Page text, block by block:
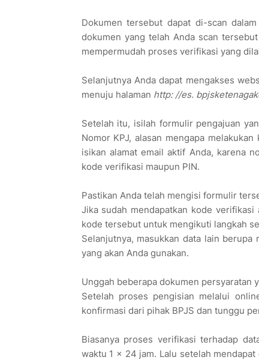
Dokumen tersebut dapat di-scan
dokumen yang telah Anda scan
mempermudah proses verifikasi yang
Selanjutnya Anda dapat mengakses
menuju halaman http: //es.
Setelah itu, isilah formulir pengajuan
Nomor KPJ, alasan mengapa
isikan alamat email aktif Anda, karena
kode verifikasi maupun PIN.
Pastikan Anda telah mengisi formulir
Jika sudah mendapatkan kode
kode tersebut untuk mengikuti langkah
Selanjutnya, masukkan data lain
yang akan Anda gunakan.
Unggah beberapa dokumen persyaratan
Setelah proses pengisian melalui
konfirmasi dari pihak BPJS dan tunggu
Biasanya proses verifikasi terhadap
waktu 1 x 24 jam. Lalu setelah